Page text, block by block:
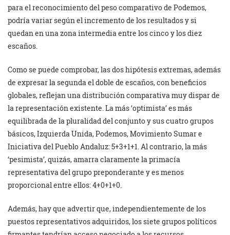
para el reconocimiento del peso comparativo de Podemos,
podría variar según el incremento de los resultados y si
quedan en una zona intermedia entre los cinco y los diez
escaños.
Como se puede comprobar, las dos hipótesis extremas, además
de expresar la segunda el doble de escaños, con beneficios
globales, reflejan una distribución comparativa muy dispar de
la representación existente. La más ‘optimista’ es más
equilibrada de la pluralidad del conjunto y sus cuatro grupos
básicos, Izquierda Unida, Podemos, Movimiento Sumar e
Iniciativa del Pueblo Andaluz: 5+3+1+1. Al contrario, la más
‘pesimista’, quizás, amarra claramente la primacía
representativa del grupo preponderante y es menos
proporcional entre ellos: 4+0+1+0.
Además, hay que advertir que, independientemente de los
puestos representativos adquiridos, los siete grupos políticos